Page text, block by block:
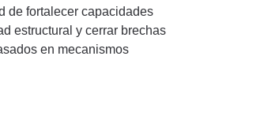
de fortalecer capacidades
estructural y cerrar brechas
en mecanismos